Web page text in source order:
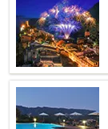
Detalii